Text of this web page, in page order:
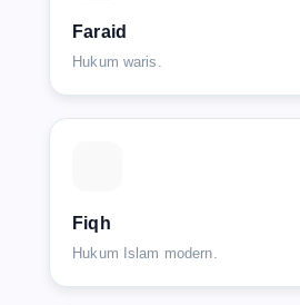
Faraid
Hukum waris.
Fiqh
Hukum Islam modern.